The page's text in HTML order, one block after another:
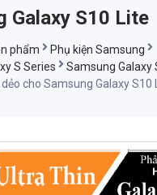
Galaxy S10 Lite
phẩm
Phụ kiện Samsung
S Series
Samsung Galaxy
cho Samsung Galaxy S10